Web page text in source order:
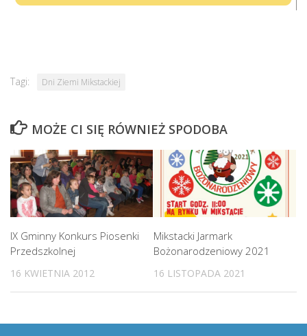
Tagi: Dni Ziemi Mikstackiej
MOŻE CI SIĘ RÓWNIEŻ SPODOBA
IX Gminny Konkurs Piosenki
Przedszkolnej
16 KWIETNIA 2012
Mikstacki Jarmark
Bożonarodzeniowy 2021
16 LISTOPADA 2021